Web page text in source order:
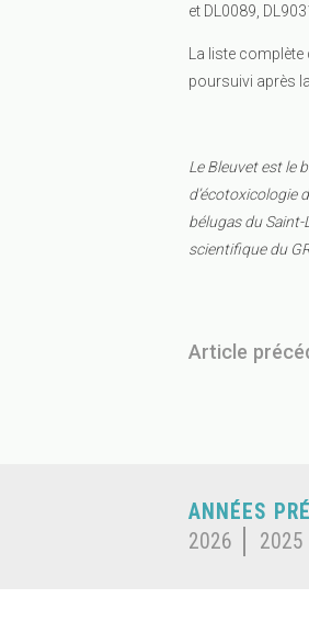
et DL0089,
La liste
poursuivi après
Le Bleuvet est le
d’écotoxicologie
bélugas du
scientifique du
Article
ANNÉES
2026
2025